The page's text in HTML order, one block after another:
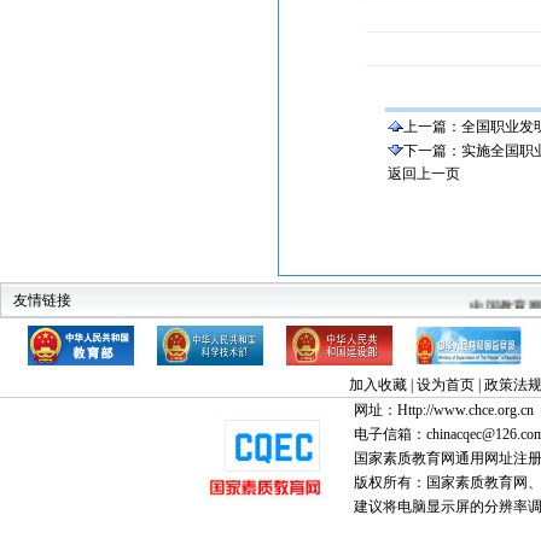
上一篇： 全国职业发
下一篇： 实施全国职
返回上一页
友情链接
中华人民共和国监察部
全国高教工委素
中国教育
加入收藏| 设为首页| 政策法规
网址：Http://www.chce.org.cn
电子信箱：
国家素质教育网通用网址注
版权所有：国家素质教育网
建议将电脑显示屏的分辨率